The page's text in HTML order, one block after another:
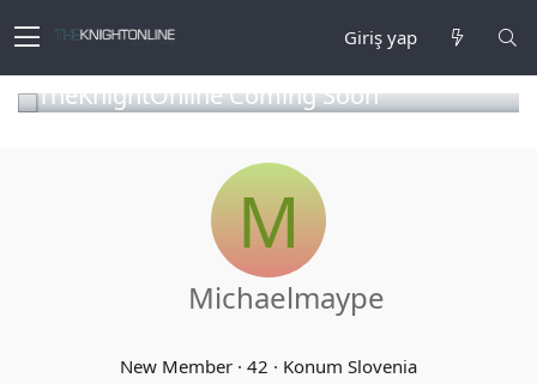
Giriş yap
TheKnightOnline Coming Soon
M
Michaelmaype
New Member · 42 · Konum Slovenia